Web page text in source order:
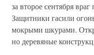
за второе сентября
Защитники гасили
мокрыми шкурами.
но деревяные